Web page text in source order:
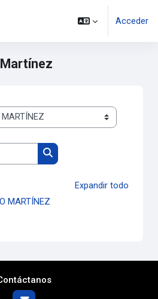
Acceder
Buscar cursos
Expandir todo
MARTÍNEZ